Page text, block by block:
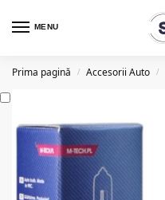
MENU
Prima pagină / Accesorii Auto /